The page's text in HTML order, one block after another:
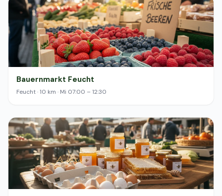
Bauernmarkt Feucht
Feucht · 10 km · Mi 07:00 – 12:30